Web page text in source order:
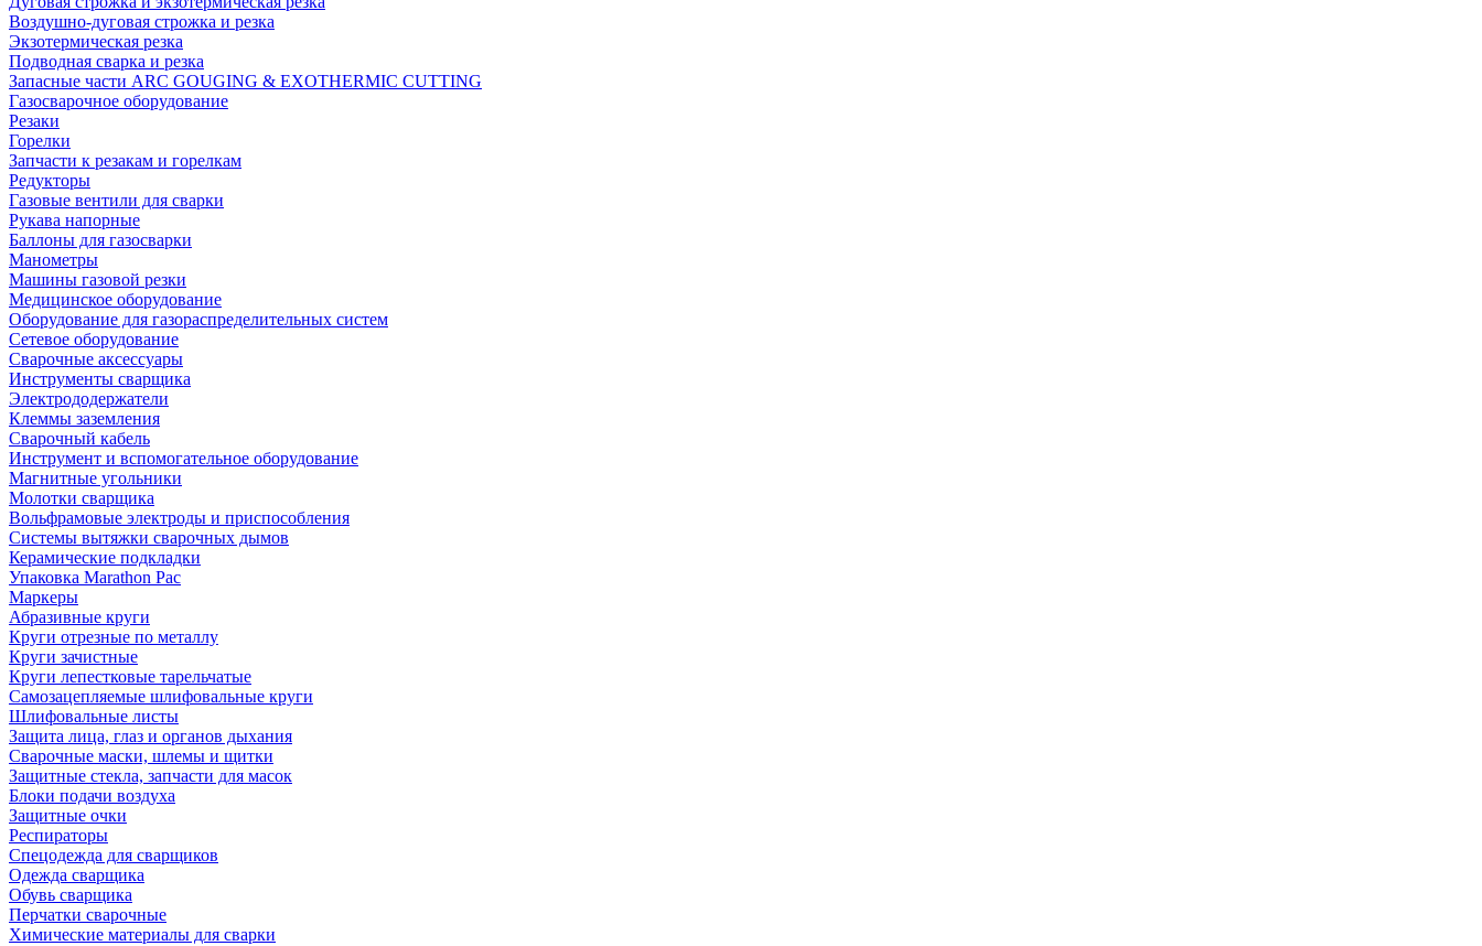
Воздушно-дуговая строжка и резка
Экзотермическая резка
Подводная сварка и резка
Запасные части ARC GOUGING & EXOTHERMIC CUTTING
Газосварочное оборудование
Резаки
Горелки
Запчасти к резакам и горелкам
Редукторы
Газовые вентили для сварки
Рукава напорные
Баллоны для газосварки
Манометры
Машины газовой резки
Медицинское оборудование
Оборудование для газораспределительных систем
Сетевое оборудование
Сварочные аксессуары
Инструменты сварщика
Электрододержатели
Клеммы заземления
Сварочный кабель
Инструмент и вспомогательное оборудование
Магнитные угольники
Молотки сварщика
Вольфрамовые электроды и приспособления
Системы вытяжки сварочных дымов
Керамические подкладки
Упаковка Marathon Pac
Маркеры
Абразивные круги
Круги отрезные по металлу
Круги зачистные
Круги лепестковые тарельчатые
Самозацепляемые шлифовальные круги
Шлифовальные листы
Защита лица, глаз и органов дыхания
Сварочные маски, шлемы и щитки
Защитные стекла, запчасти для масок
Блоки подачи воздуха
Защитные очки
Респираторы
Спецодежда для сварщиков
Одежда сварщика
Обувь сварщика
Перчатки сварочные
Химические материалы для сварки